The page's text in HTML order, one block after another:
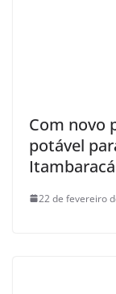
Com novo
potável
Itambaracá
22 de fevereiro